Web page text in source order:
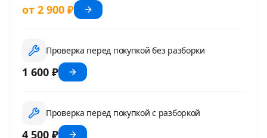
от 2 900 ₽
Проверка перед покупкой без разборки
1 600 ₽
Проверка перед покупкой с разборкой
4 500 ₽